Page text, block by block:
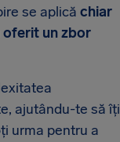
se aplică chiar
oferit un zbor
ajutându-te să îți
urma pentru a